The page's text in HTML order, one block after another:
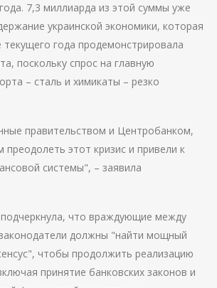
7,3 миллиарда из этой суммы уже
украинской экономики, которая
текущего года продемонстрировала
поскольку спрос на главную
– сталь и химикаты – резко
правительством и Центробанком,
преодолеть этот кризис и привели к
системы", – заявила
что враждующие между
должны "найти мощный
чтобы продолжить реализацию
принятие банковских законов и